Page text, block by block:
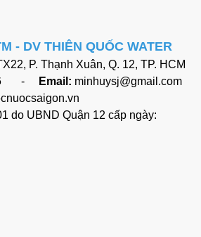
- DVTHIÊN QUỐC WATER
P. Thạnh Xuân, Q. 12, TP. HCM
- Email: minhuysj@gmail.com
do UBND Quận 12 cấp ngày: